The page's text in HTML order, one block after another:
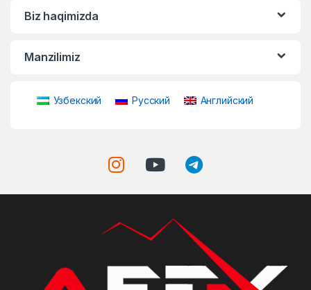
Biz haqimizda
Manzilimiz
Узбекский Русский Английский